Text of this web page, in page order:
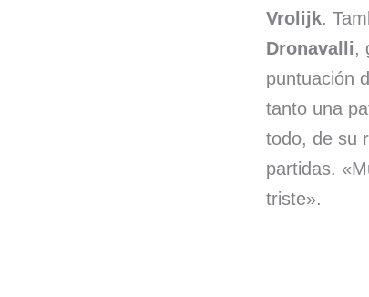
Vrolijk.
Dronavalli,
puntuación
tanto una
todo, de su
partidas.
triste».